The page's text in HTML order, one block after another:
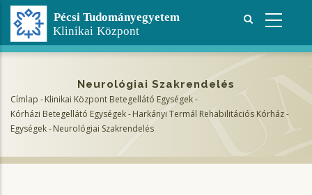
Ugrás
tartalomra
Neurológiai Szakrendelés
Morzsa
Címlap -Klinikai Központ Betegellátó Egységek-
Kórházi Betegellátó Egységek-Harkányi Termál Rehabilitációs Kórház-
Egységek-Neurológiai Szakrendelés